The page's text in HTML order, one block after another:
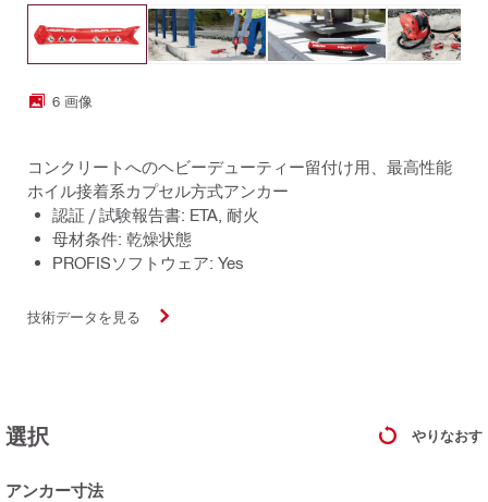
6 画像
コンクリートへのヘビーデューティー留付け用、最高性能
ホイル接着系カプセル方式アンカー
認証 / 試験報告書: ETA, 耐火
母材条件: 乾燥状態
PROFISソフトウェア: Yes
技術データを見る
選択 やりなおす
アンカー寸法